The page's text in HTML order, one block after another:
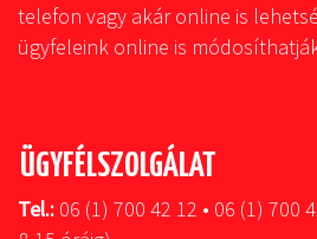
telefon vagy akár online is
ügyfeleink online is
ÜGYFÉLSZOLGÁLAT
Tel.: 06 (1) 700 42 12 • 06 (1)